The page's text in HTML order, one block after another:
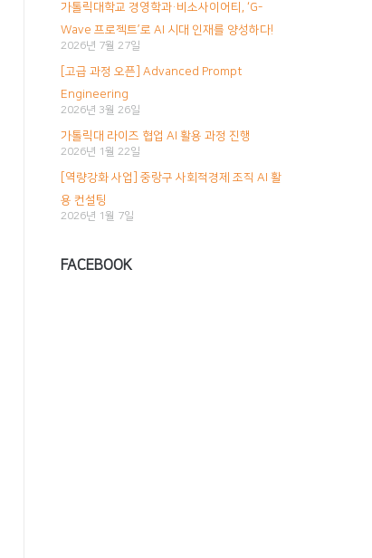
가톨릭대학교 경영학과·비소사이어티, ‘G-
Wave 프로젝트’로 AI 시대 인재를 양성하다!
2026년 7월 27일
[고급 과정 오픈] Advanced Prompt
Engineering
2026년 3월 26일
가톨릭대 라이즈 협업 AI 활용 과정 진행
2026년 1월 22일
[역량강화 사업] 중랑구 사회적경제 조직 AI 활
용 컨설팅
2026년 1월 7일
FACEBOOK